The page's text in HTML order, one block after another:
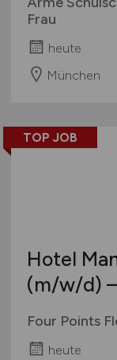
Frau
heute
München
TOP JOB
Hotel
(m/w/d)
Four Points
heute